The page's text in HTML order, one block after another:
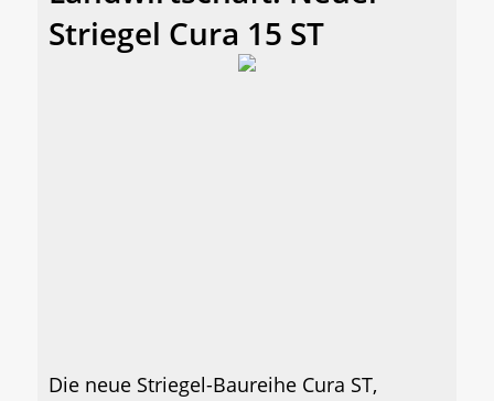
Striegel Cura 15 ST
Die neue Striegel-Baureihe Cura ST,